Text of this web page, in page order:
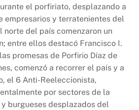
el porfiriato, desplazando a
empresarios y terratenientes del
norte del país comenzaron un
entre ellos destacó Francisco I.
promesas de Porfirio Díaz de
comenzó a recorrer el país y a
el 6 Anti-Reeleccionista,
por sectores de la
burgueses desplazados del